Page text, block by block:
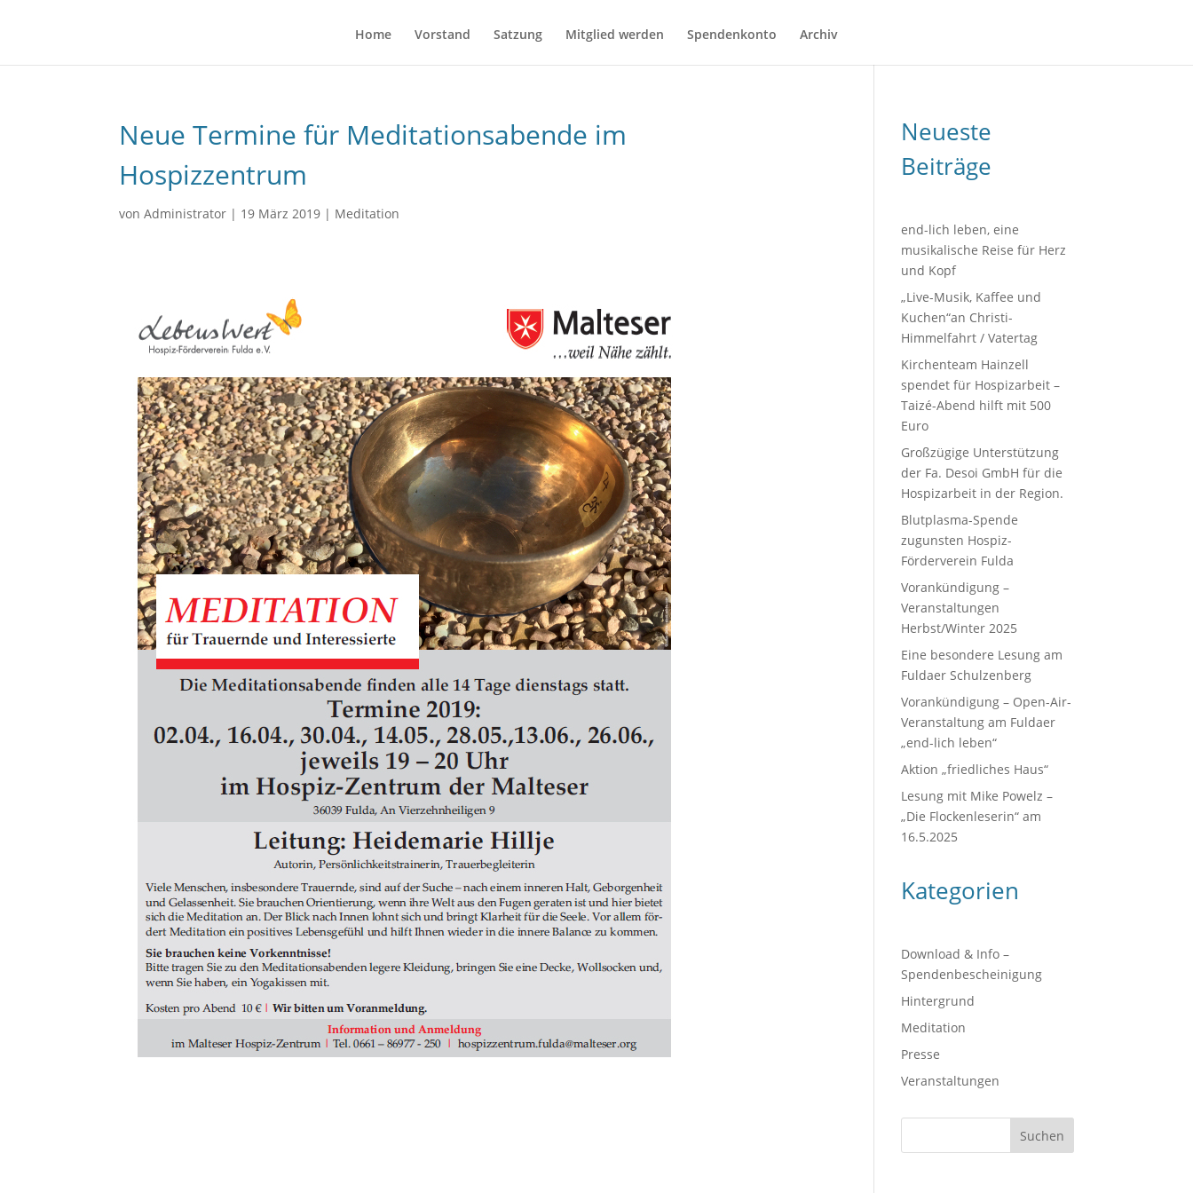
Home Vorstand Satzung Mitglied werden Spendenkonto Archiv
Neue Termine für Meditationsabende im
Hospizzentrum
vonAdministrator | 19 März 2019 | Meditation
Neueste
Beiträge
end-lich leben, eine
musikalische Reise für Herz
und Kopf
„Live-Musik, Kaffee und
Kuchen“an Christi-
Himmelfahrt / Vatertag
Kirchenteam Hainzell
spendet für Hospizarbeit –
Taizé-Abend hilft mit 500
Euro
Großzügige Unterstützung
der Fa. Desoi GmbH für die
Hospizarbeit in der Region.
Blutplasma-Spende
zugunsten Hospiz-
Förderverein Fulda
Vorankündigung –
Veranstaltungen
Herbst/Winter 2025
Eine besondere Lesung am
Fuldaer Schulzenberg
Vorankündigung – Open-Air-
Veranstaltung am Fuldaer
„end-lich leben“
Aktion „friedliches Haus“
Lesung mit Mike Powelz –
„Die Flockenleserin“ am
16.5.2025
Kategorien
Download & Info –
Spendenbescheinigung
Hintergrund
Meditation
Presse
Veranstaltungen
Suchen